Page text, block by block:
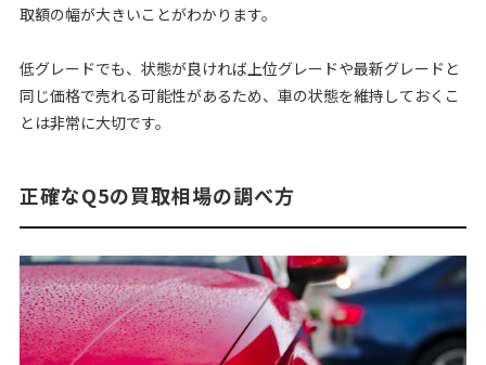
取額の幅が大きいことがわかります。
低グレードでも、状態が良ければ上位グレードや最新グレードと
同じ価格で売れる可能性があるため、車の状態を維持しておくこ
とは非常に大切です。
正確なQ5の買取相場の調べ方